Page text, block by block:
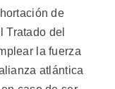
de
Tratado del
la fuerza
atlántica